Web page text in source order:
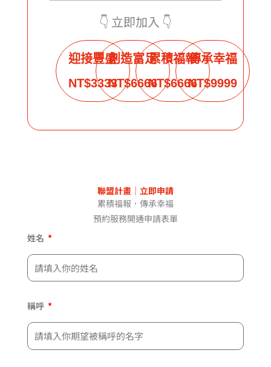
👇️ 立即加入 👇️
迎接豐盛
NT$3333
創造富足
NT$6666
累積福報
NT$6666
傳承幸福
NT$9999
聯盟計畫｜立即申請
累積福報．傳承幸福
預約服務開通申請表單
姓名
稱呼